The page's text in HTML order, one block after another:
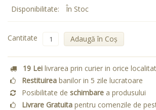
Disponibilitate:
În Stoc
Cantitate Adaugă în Coş
19 Lei livrarea prin curier in orice
Restituirea banilor in 5 zile lucratoare
Posibilitate de schimbare a produsului
Livrare Gratuita pentru comenzile de